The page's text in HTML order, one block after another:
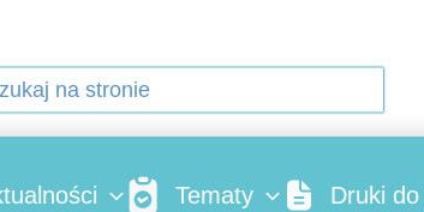
Tematy Druki